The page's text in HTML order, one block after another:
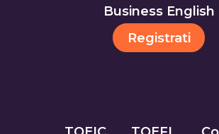
Business English
Registrati